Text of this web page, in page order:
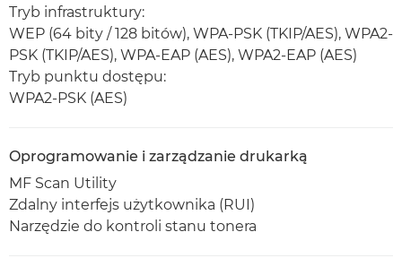
Tryb infrastruktury:
WEP (64 bity / 128 bitów), WPA-PSK (TKIP/AES), WPA2-
PSK (TKIP/AES), WPA-EAP (AES), WPA2-EAP (AES)
Tryb punktu dostępu:
WPA2-PSK (AES)
Oprogramowanie i zarządzanie drukarką
MF Scan Utility
Zdalny interfejs użytkownika (RUI)
Narzędzie do kontroli stanu tonera